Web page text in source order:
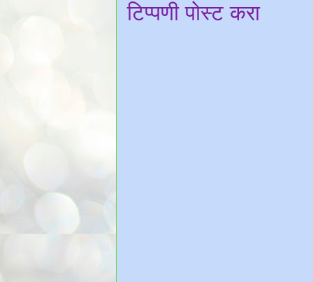
टिप्पणी पोस्ट करा